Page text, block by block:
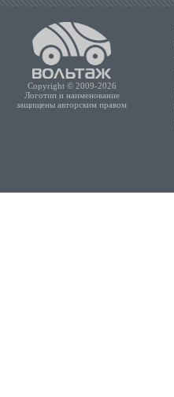
Copyright © 2009-2026
Логотип и наименование
защищены авторским правом